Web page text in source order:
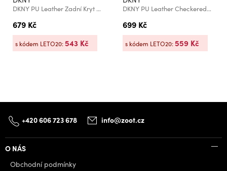
DKNY PU Leather Zadní Kryt pro iPhone 16 Green
679 Kč
s kódem LETO20:543 Kč
DKNY PU Leather Checkered Pattern Magsafe Zadní Kryt pro Samsung Galaxy S24 Ultra Black
699 Kč
s kódem LETO20:559 Kč
+420 606 723 678 info@zoot.cz
O NÁS
Obchodní podmínky